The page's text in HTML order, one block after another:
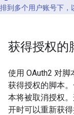
排到多个用户账号下，
获得授权的
使用 OAuth2 对
获得授权的脚本
本将被取消授权
开时可以重新获得